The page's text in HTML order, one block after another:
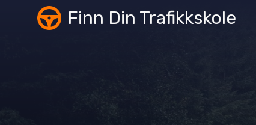
Finn Din Trafikkskole